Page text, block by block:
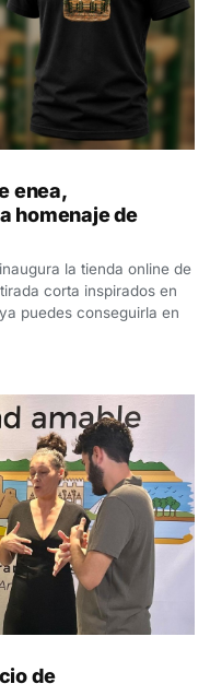
enea,
homenaje de
la tienda online de
corta inspirados en
puedes conseguirla en
de